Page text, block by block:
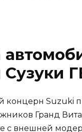
концерн Suzuki
Гранд
с внешней